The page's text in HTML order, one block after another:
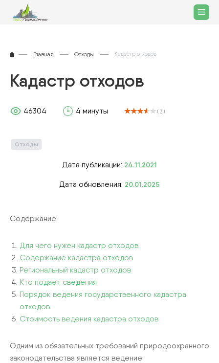
Главная Отходы Кадастр отходов
Кадастр отходов
46304 4 минуты ( 3 )
Отходы
Дата публикации: 24.11.2021
Дата обновления: 20.01.2025
Содержание
Для чего нужен кадастр отходов
Содержание кадастра отходов
Региональный кадастр отходов
Кто подает сведения
Порядок ведения государственного кадастра
отходов
Стоимость ведения кадастра отходов
Одним из обязательных требований природоохранного
законодательства является ведение